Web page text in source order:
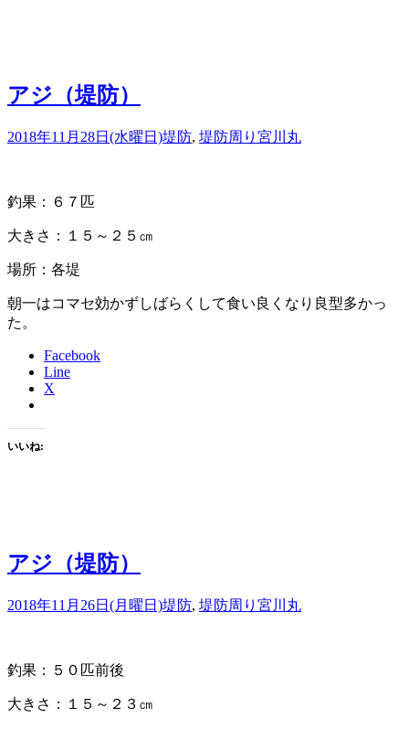
アジ（堤防）
2018年11月28日(水曜日)堤防, 堤防周り 宮川丸
釣果：６７匹
大きさ：１５～２５㎝
場所：各堤
朝一はコマセ効かずしばらくして食い良くなり良型多かっ
た。
Facebook
Line
X
いいね:
アジ（堤防）
2018年11月26日(月曜日)堤防, 堤防周り 宮川丸
釣果：５０匹前後
大きさ：１５～２３㎝